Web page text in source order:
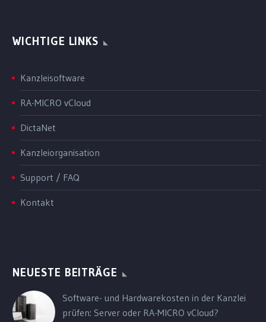
WICHTIGE LINKS
Kanzleisoftware
RA-MICRO vCloud
DictaNet
Kanzleiorganisation
Support / FAQ
Kontakt
NEUESTE BEITRÄGE
Software- und Hardwarekosten in der Kanzlei
prüfen: Server oder RA-MICRO vCloud?